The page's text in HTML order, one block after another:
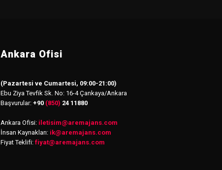
Ankara Ofisi
(Pazartesi ve Cumartesi, 09:00-21:00)
Ebu Ziya Tevfik Sk. No: 16-4 Çankaya/Ankara
Başvurular: +90 (850) 24 11880
Ankara Ofisi: iletisim@aremajans.com
İnsan Kaynakları: ik@aremajans.com
Fiyat Teklifi: fiyat@aremajans.com